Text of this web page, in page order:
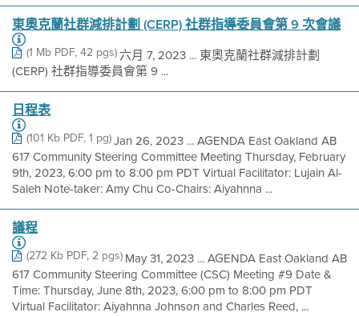
東奧克蘭社群減排計劃 (CERP) 社群指導委員會第 9 次會議
(1 Mb PDF, 42 pgs)六月 7, 2023 ... 東奧克蘭社群減排計劃
(CERP) 社群指導委員會第 9 ...
日程表
(101 Kb PDF, 1 pg)Jan 26, 2023 ... AGENDA East Oakland AB
617 Community Steering Committee Meeting Thursday, February
9th, 2023, 6:00 pm to 8:00 pm PDT Virtual Facilitator: Lujain Al-
Saleh Note-taker: Amy Chu Co-Chairs: Aiyahnna ...
議程
(272 Kb PDF, 2 pgs)May 31, 2023 ... AGENDA East Oakland AB
617 Community Steering Committee (CSC) Meeting #9 Date &
Time: Thursday, June 8th, 2023, 6:00 pm to 8:00 pm PDT
Virtual Facilitator: Aiyahnna Johnson and Charles Reed, ...